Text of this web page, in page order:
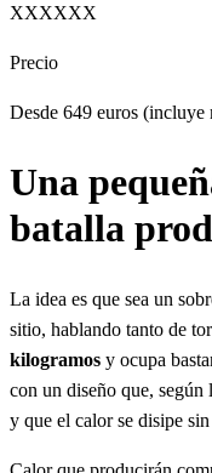
XXXXXX
Precio
Desde 649 euros (incluye
Una
batalla
La idea es que sea un
sitio, hablando tanto de
kilogramos y ocupa
con un diseño que, según
y que el calor se disipe